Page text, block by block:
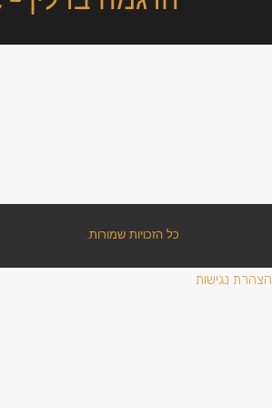
כל הזכויות שמורות.
הצהרת נגישות